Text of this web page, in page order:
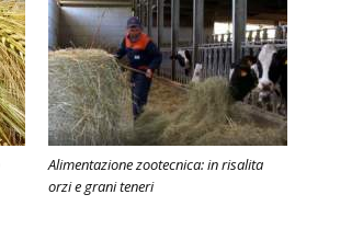
Alimentazione zootecnica: in risalita
orzi e grani teneri